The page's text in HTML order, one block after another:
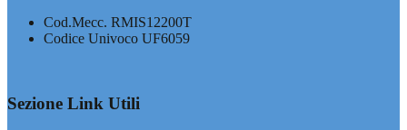
Cod.Mecc. RMIS12200T
Codice Univoco UF6059
Sezione Link Utili